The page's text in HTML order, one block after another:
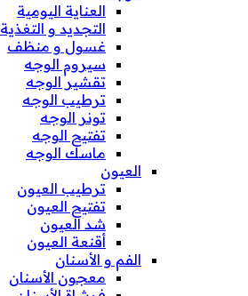
العناية اليومية
التجديد و التغذية
غسول و منظف
سيروم الوجه
تقشير الوجه
ترطيب الوجه
تونر الوجه
تفتيح الوجه
ماسك الوجه
العيون
ترطيب العيون
تفتيح العيون
شد العيون
أقنعة العيون
الفم و الأسنان
معجون الأسنان